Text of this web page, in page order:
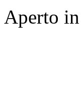
Aperto